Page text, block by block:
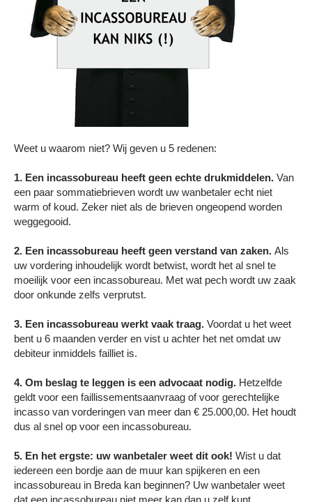
Weet u waarom niet? Wij geven u 5 redenen:
1. Een incassobureau heeft geen echte drukmiddelen. Van
een paar sommatiebrieven wordt uw wanbetaler echt niet
warm of koud. Zeker niet als de brieven ongeopend worden
weggegooid.
2. Een incassobureau heeft geen verstand van zaken. Als
uw vordering inhoudelijk wordt betwist, wordt het al snel te
moeilijk voor een incassobureau. Met wat pech wordt uw zaak
door onkunde zelfs verprutst.
3. Een incassobureau werkt vaak traag. Voordat u het weet
bent u 6 maanden verder en vist u achter het net omdat uw
debiteur inmiddels failliet is.
4. Om beslag te leggen is een advocaat nodig. Hetzelfde
geldt voor een faillissementsaanvraag of voor gerechtelijke
incasso van vorderingen van meer dan € 25.000,00. Het houdt
dus al snel op voor een incassobureau.
5. En het ergste: uw wanbetaler weet dit ook! Wist u dat
iedereen een bordje aan de muur kan spijkeren en een
incassobureau in Breda kan beginnen? Uw wanbetaler weet
dat een incassobureau niet meer kan dan u zelf kunt.